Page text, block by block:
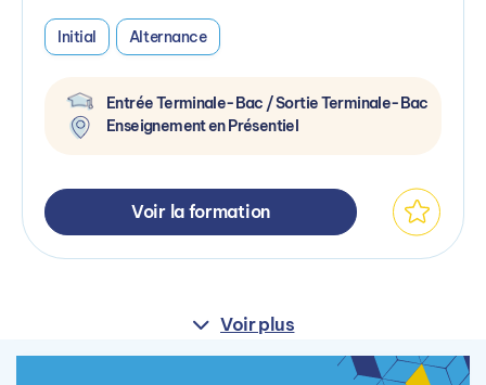
Initial Alternance
Entrée Terminale-Bac / Sortie Terminale-Bac
Enseignement en Présentiel
Voir la formation
Voir plus